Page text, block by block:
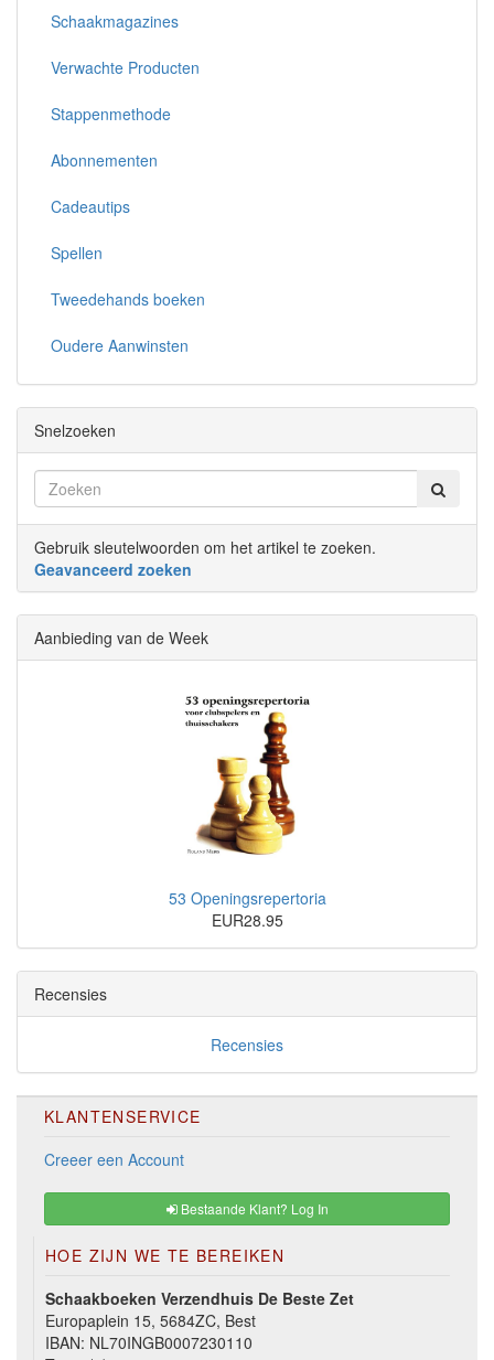
Schaakmagazines
Verwachte Producten
Stappenmethode
Abonnementen
Cadeautips
Spellen
Tweedehands boeken
Oudere Aanwinsten
Snelzoeken
Gebruik sleutelwoorden om het artikel te zoeken.
Geavanceerd zoeken
Aanbieding van de Week
53 Openingsrepertoria
EUR28.95
Recensies
Recensies
KLANTENSERVICE
Creeer een Account
Bestaande Klant? Log In
HOE ZIJN WE TE BEREIKEN
Schaakboeken Verzendhuis De Beste Zet
Europaplein 15, 5684ZC, Best
IBAN: NL70INGB0007230110